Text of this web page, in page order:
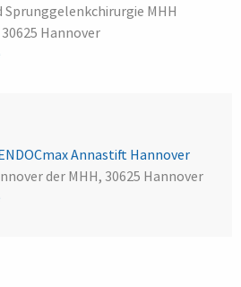
MHH
Hannover
Annastift Hannover
der MHH, 30625 Hannover